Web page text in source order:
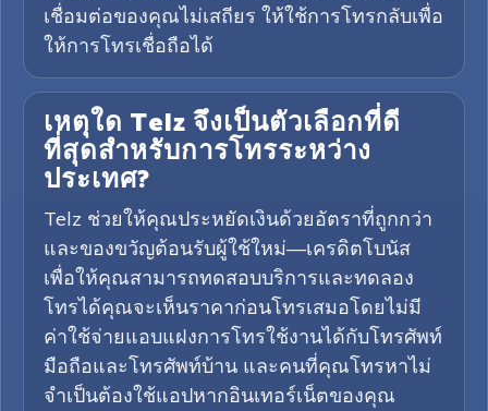
เชื่อมต่อของคุณไม่เสถียร ให้ใช้การโทรกลับเพื่อ
ให้การโทรเชื่อถือได้
เหตุใด Telz จึงเป็นตัวเลือกที่ดี
ที่สุดสำหรับการโทรระหว่าง
ประเทศ?
Telz ช่วยให้คุณประหยัดเงินด้วยอัตราที่ถูกกว่า
และของขวัญต้อนรับผู้ใช้ใหม่—เครดิตโบนัส
เพื่อให้คุณสามารถทดสอบบริการและทดลอง
โทรได้คุณจะเห็นราคาก่อนโทรเสมอโดยไม่มี
ค่าใช้จ่ายแอบแฝงการโทรใช้งานได้กับโทรศัพท์
มือถือและโทรศัพท์บ้าน และคนที่คุณโทรหาไม่
จำเป็นต้องใช้แอปหากอินเทอร์เน็ตของคุณ